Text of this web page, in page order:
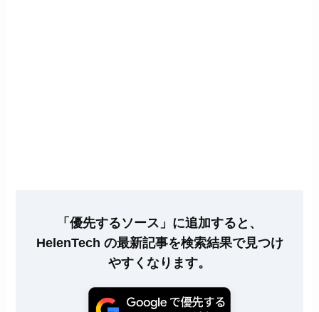
「優先するソース」に追加すると、
HelenTech の最新記事を検索結果で見つけ
やすくなります。